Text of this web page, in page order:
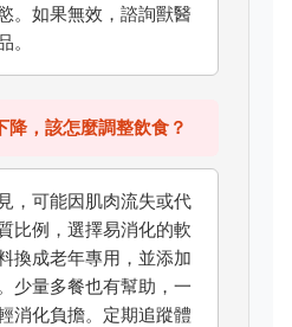
。如果無效，諮詢獸醫
。
降，該怎麼調整飲食？
，可能因肌肉流失或代
比例，選擇易消化的軟
換成老年專用，並添加
少量多餐也有幫助，一
消化負擔。定期追蹤體